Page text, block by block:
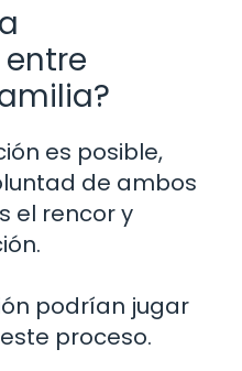
es posible,
de ambos
el rencor y
podrían jugar
proceso.